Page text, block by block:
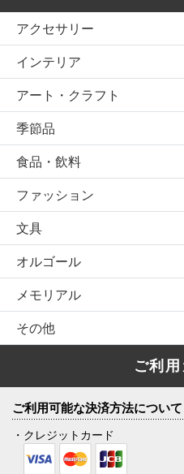
アクセサリー
インテリア
アート・クラフト
季節品
食品・飲料
ファッション
文具
オルゴール
メモリアル
その他
ご利
ご利用可能な決済方法について
・クレジットカード